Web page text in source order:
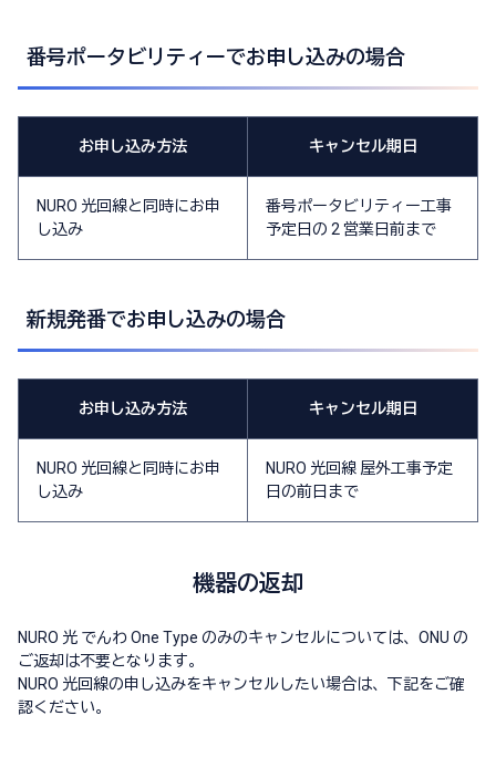
番号ポータビリティーでお申し込みの場合
お申し込み方法 キャンセル期日
NURO 光回線と同時にお申
し込み
番号ポータビリティー工事
予定日の 2 営業日前まで
新規発番でお申し込みの場合
お申し込み方法 キャンセル期日
NURO 光回線と同時にお申
し込み
NURO 光回線 屋外工事予定
日の前日まで
機器の返却
NURO 光 でんわ One Type のみのキャンセルについては、ONU の
ご返却は不要となります。
NURO 光回線の申し込みをキャンセルしたい場合は、下記をご確
認ください。